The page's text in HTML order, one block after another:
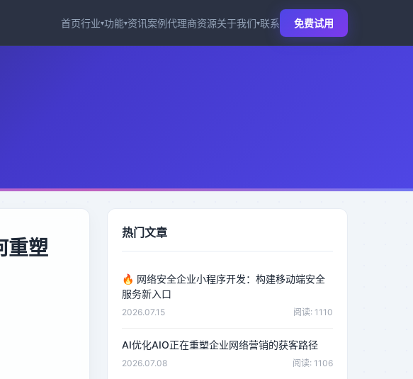
首页行业▾功能▾资讯案例代理商资源关于我们▾联系 免费试用
重塑
热门文章
🔥 网络安全企业小程序开发：构建移动端安全
服务新入口
2026.07.15 阅读: 1110
AI优化AIO正在重塑企业网络营销的获客路径
2026.07.08 阅读: 1106